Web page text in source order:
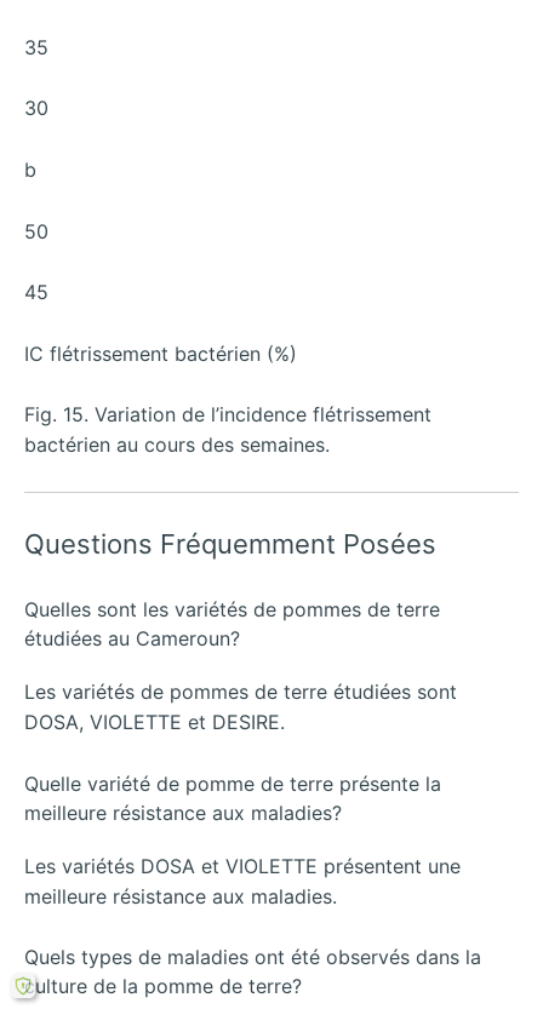
35
30
b
50
45
IC flétrissement bactérien (%)
Fig. 15. Variation de l’incidence flétrissement
bactérien au cours des semaines.
Questions Fréquemment Posées
Quelles sont les variétés de pommes de terre
étudiées au Cameroun?
Les variétés de pommes de terre étudiées sont
DOSA, VIOLETTE et DESIRE.
Quelle variété de pomme de terre présente la
meilleure résistance aux maladies?
Les variétés DOSA et VIOLETTE présentent une
meilleure résistance aux maladies.
Quels types de maladies ont été observés dans la
culture de la pomme de terre?